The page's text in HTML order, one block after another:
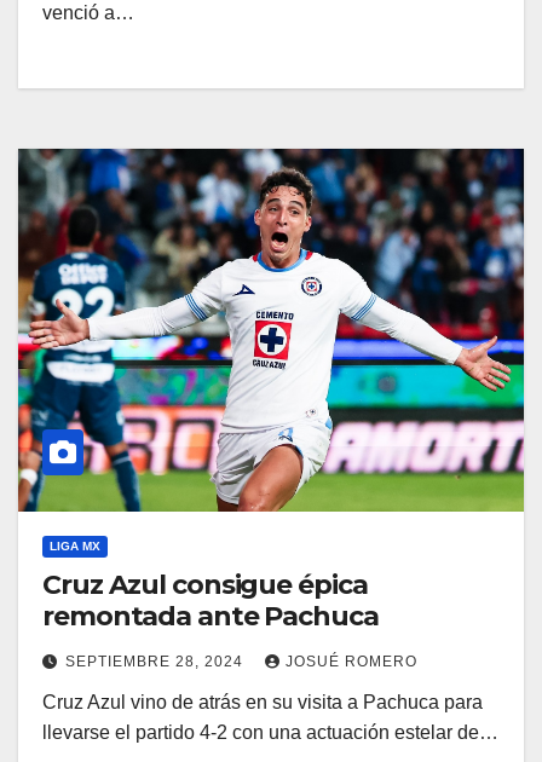
venció a…
LIGA MX
Cruz Azul consigue épica
remontada ante Pachuca
SEPTIEMBRE 28, 2024 JOSUÉ ROMERO
Cruz Azul vino de atrás en su visita a Pachuca para
llevarse el partido 4-2 con una actuación estelar de…